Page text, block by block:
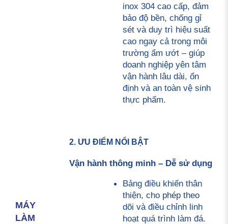
MÁY
LÀM
inox 304 cao cấp, đảm
bảo độ bền, chống gỉ
sét và duy trì hiệu suất
cao ngay cả trong môi
trường ẩm ướt – giúp
doanh nghiệp yên tâm
vận hành lâu dài, ổn
định và an toàn vệ sinh
thực phẩm.
2. ƯU ĐIỂM NỔI BẬT
Vận hành thông minh – Dễ sử dụng
Bảng điều khiển thân
thiện, cho phép theo
dõi và điều chỉnh linh
hoạt quá trình làm đá.